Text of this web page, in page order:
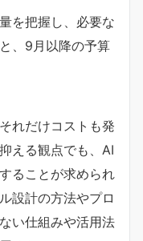
を把握し、必要な
、9月以降の予算
れだけコストも発
える観点でも、AI
ることが求められ
設計の方法やプロ
い仕組みや活用法